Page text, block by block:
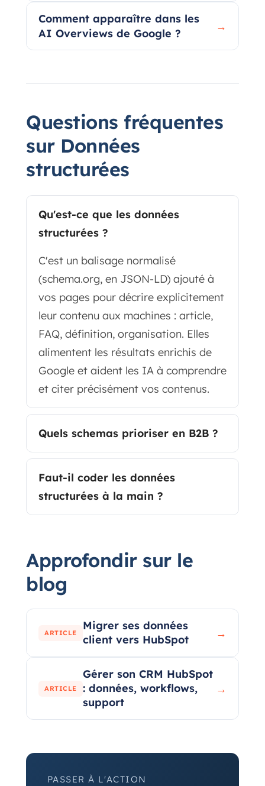
Comment apparaître dans les
AI Overviews de Google ?
→
Questions fréquentes
sur Données
structurées
Qu'est-ce que les données
structurées ?
C'est un balisage normalisé
(schema.org, en JSON-LD) ajouté à
vos pages pour décrire explicitement
leur contenu aux machines : article,
FAQ, définition, organisation. Elles
alimentent les résultats enrichis de
Google et aident les IA à comprendre
et citer précisément vos contenus.
Quels schemas prioriser en B2B ?
Faut-il coder les données
structurées à la main ?
Approfondir sur le
blog
ARTICLE
Migrer ses données
client vers HubSpot
→
ARTICLE
Gérer son CRM HubSpot
: données, workflows,
support
→
PASSER À L'ACTION